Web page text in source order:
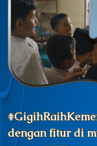
dengan fitur di